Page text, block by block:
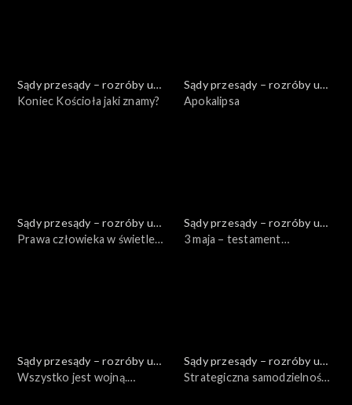
Sądy przesądy – rozróby u
Kuby
Koniec Kościoła jaki znamy?
Sądy przesądy – rozróby u
Kuby
Apokalipsa
Sądy przesądy – rozróby u
Kuby
Prawa człowieka w świetle
Sądy przesądy – rozróby u
Kuby
3 maja – testament
Sądy przesądy – rozróby u
Kuby
Wszystko jest wojną.
Sądy przesądy – rozróby u
Kuby
Strategiczna samodzielność